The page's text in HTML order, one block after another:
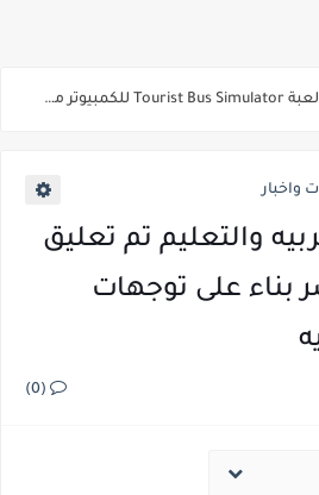
5 للكمبيوتر من ميديا فاير برابط مباشر بحجم صغير
واخبار
والتعليم تم تعليق
بناء على توجهات
(0)